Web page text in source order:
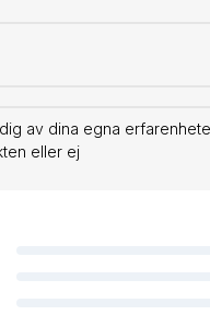
av dina egna
eller ej